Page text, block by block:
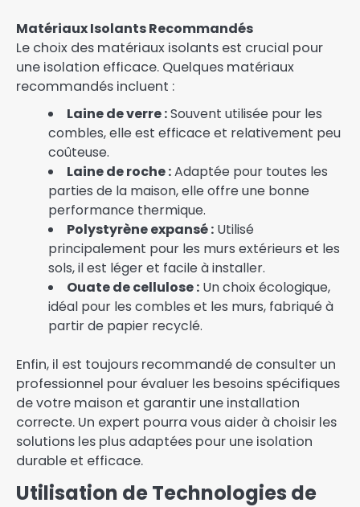
Matériaux Isolants Recommandés
Le choix des matériaux isolants est crucial pour
une isolation efficace. Quelques matériaux
recommandés incluent :
Laine de verre :Souvent utilisée pour les
combles, elle est efficace et relativement peu
coûteuse.
Laine de roche :Adaptée pour toutes les
parties de la maison, elle offre une bonne
performance thermique.
Polystyrène expansé : Utilisé
principalement pour les murs extérieurs et les
sols, il est léger et facile à installer.
Ouate de cellulose : Un choix écologique,
idéal pour les combles et les murs, fabriqué à
partir de papier recyclé.
Enfin, il est toujours recommandé de consulter un
professionnel pour évaluer les besoins spécifiques
de votre maison et garantir une installation
correcte. Un expert pourra vous aider à choisir les
solutions les plus adaptées pour une isolation
durable et efficace.
Utilisation de Technologies de